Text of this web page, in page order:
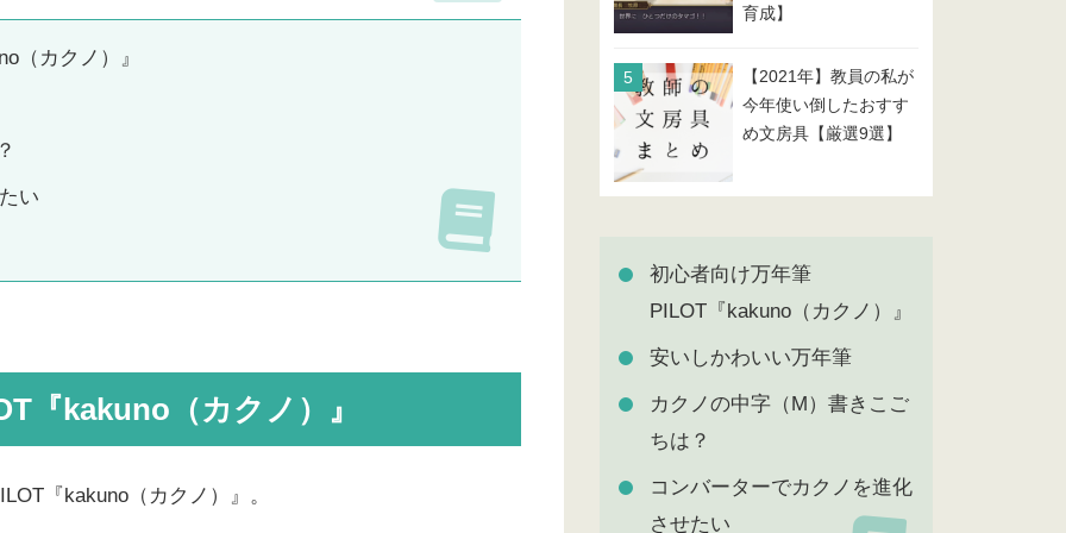
（カクノ）』
い
『kakuno（カクノ）』
『kakuno（カクノ）』。
育成】
【2021年】教員の私が
今年使い倒したおすす
め文房具【厳選9選】
初心者向け万年筆
PILOT『kakuno（カクノ）』
安いしかわいい万年筆
カクノの中字（M）書きこご
ちは？
コンバーターでカクノを進化
させたい